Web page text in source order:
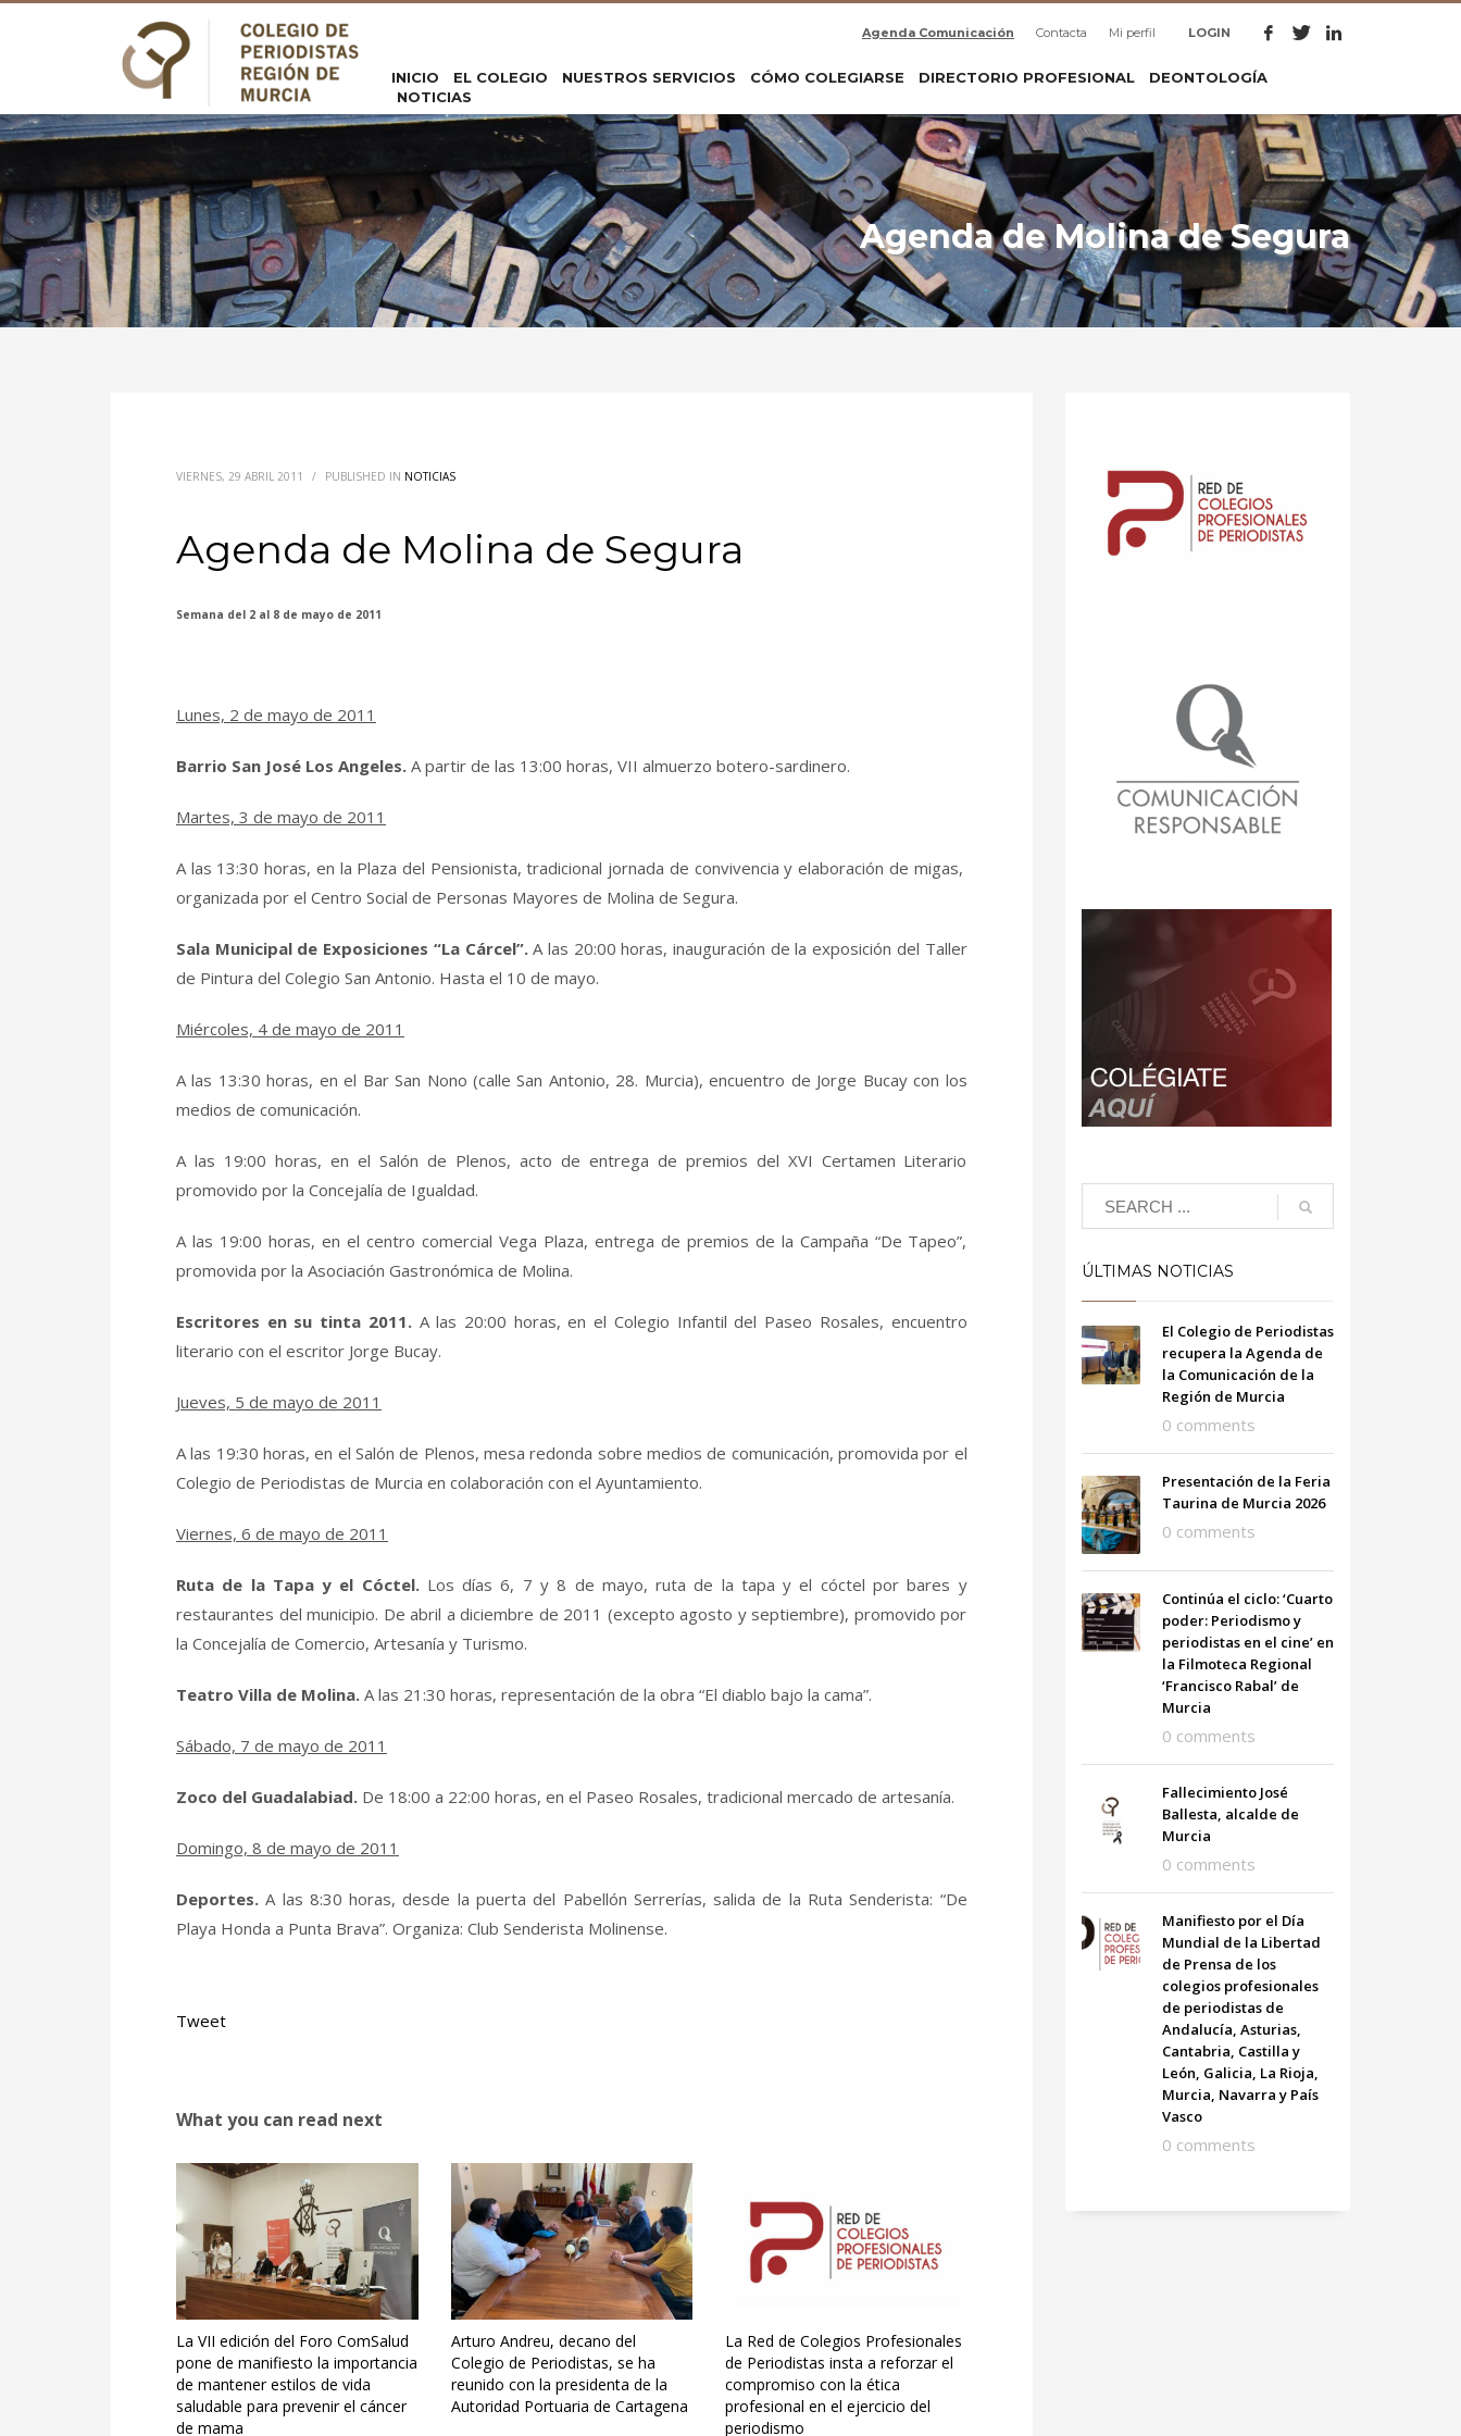
Agenda Comunicación Contacta Mi perfil LOGIN
INICIO EL COLEGIO NUESTROS SERVICIOS CÓMO COLEGIARSE DIRECTORIO PROFESIONAL
DEONTOLOGÍA
NOTICIAS
Agenda de Molina de Segura
VIERNES, 29 ABRIL 2011 / PUBLISHED IN NOTICIAS
Agenda de Molina de Segura
Semana del 2 al 8 de mayo de 2011
Lunes, 2 de mayo de 2011
Barrio San José Los Angeles. A partir de las 13:00 horas, VII almuerzo botero-sardinero.
Martes, 3 de mayo de 2011
A las 13:30 horas, en la Plaza del Pensionista, tradicional jornada de convivencia y elaboración de migas,
organizada por el Centro Social de Personas Mayores de Molina de Segura.
Sala Municipal de Exposiciones “La Cárcel”.A las 20:00 horas, inauguración de la exposición del Taller
de Pintura del Colegio San Antonio. Hasta el 10 de mayo.
Miércoles, 4 de mayo de 2011
A las 13:30 horas, en el Bar San Nono (calle San Antonio, 28. Murcia), encuentro de Jorge Bucay con los
medios de comunicación.
A las 19:00 horas, en el Salón de Plenos, acto de entrega de premios del XVI Certamen Literario
promovido por la Concejalía de Igualdad.
A las 19:00 horas, en el centro comercial Vega Plaza, entrega de premios de la Campaña “De Tapeo”,
promovida por la Asociación Gastronómica de Molina.
Escritores en su tinta 2011. A las 20:00 horas, en el Colegio Infantil del Paseo Rosales, encuentro
literario con el escritor Jorge Bucay.
Jueves, 5 de mayo de 2011
A las 19:30 horas, en el Salón de Plenos, mesa redonda sobre medios de comunicación, promovida por el
Colegio de Periodistas de Murcia en colaboración con el Ayuntamiento.
Viernes, 6 de mayo de 2011
Ruta de la Tapa y el Cóctel. Los días 6, 7 y 8 de mayo, ruta de la tapa y el cóctel por bares y
restaurantes del municipio. De abril a diciembre de 2011 (excepto agosto y septiembre), promovido por
la Concejalía de Comercio, Artesanía y Turismo.
Teatro Villa de Molina. A las 21:30 horas, representación de la obra “El diablo bajo la cama”.
Sábado, 7 de mayo de 2011
Zoco del Guadalabiad. De 18:00 a 22:00 horas, en el Paseo Rosales, tradicional mercado de artesanía.
Domingo, 8 de mayo de 2011
Deportes.A las 8:30 horas, desde la puerta del Pabellón Serrerías, salida de la Ruta Senderista: “De
Playa Honda a Punta Brava”. Organiza: Club Senderista Molinense.
Tweet
What you can read next
La VII edición del Foro ComSalud
pone de manifiesto la importancia
de mantener estilos de vida
saludable para prevenir el cáncer
de mama
Arturo Andreu, decano del
Colegio de Periodistas, se ha
reunido con la presidenta de la
Autoridad Portuaria de Cartagena
La Red de Colegios Profesionales
de Periodistas insta a reforzar el
compromiso con la ética
profesional en el ejercicio del
periodismo
ÚLTIMAS NOTICIAS
El Colegio de Periodistas
recupera la Agenda de
la Comunicación de la
Región de Murcia
0 comments
Presentación de la Feria
Taurina de Murcia 2026
0 comments
Continúa el ciclo: ‘Cuarto
poder: Periodismo y
periodistas en el cine’ en
la Filmoteca Regional
‘Francisco Rabal’ de
Murcia
0 comments
Fallecimiento José
Ballesta, alcalde de
Murcia
0 comments
Manifiesto por el Día
Mundial de la Libertad
de Prensa de los
colegios profesionales
de periodistas de
Andalucía, Asturias,
Cantabria, Castilla y
León, Galicia, La Rioja,
Murcia, Navarra y País
Vasco
0 comments